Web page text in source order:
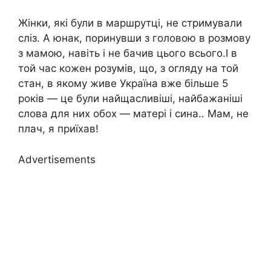
Жінки, які були в маршрутці, не стримували
сліз. А юнак, поринувши з головою в розмову
з мамою, навіть і не бачив цього всього.І в
той час кожен розумів, що, з огляду на той
стан, в якому живе Україна вже більше 5
років — це були найщасливіші, найбажаніші
слова для них обох — матері і сина.. Мам, не
плaч, я приїхав!
Advertisements